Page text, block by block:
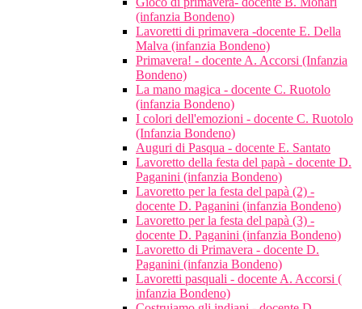
(infanzia Bondeno)
Lavoretti di primavera -docente E. Della
Malva (infanzia Bondeno)
Primavera! - docente A. Accorsi (Infanzia
Bondeno)
La mano magica - docente C. Ruotolo
(infanzia Bondeno)
I colori dell'emozioni - docente C. Ruotolo
(Infanzia Bondeno)
Auguri di Pasqua - docente E. Santato
Lavoretto della festa del papà - docente D.
Paganini (infanzia Bondeno)
Lavoretto per la festa del papà (2) -
docente D. Paganini (infanzia Bondeno)
Lavoretto per la festa del papà (3) -
docente D. Paganini (infanzia Bondeno)
Lavoretto di Primavera - docente D.
Paganini (infanzia Bondeno)
Lavoretti pasquali - docente A. Accorsi (
infanzia Bondeno)